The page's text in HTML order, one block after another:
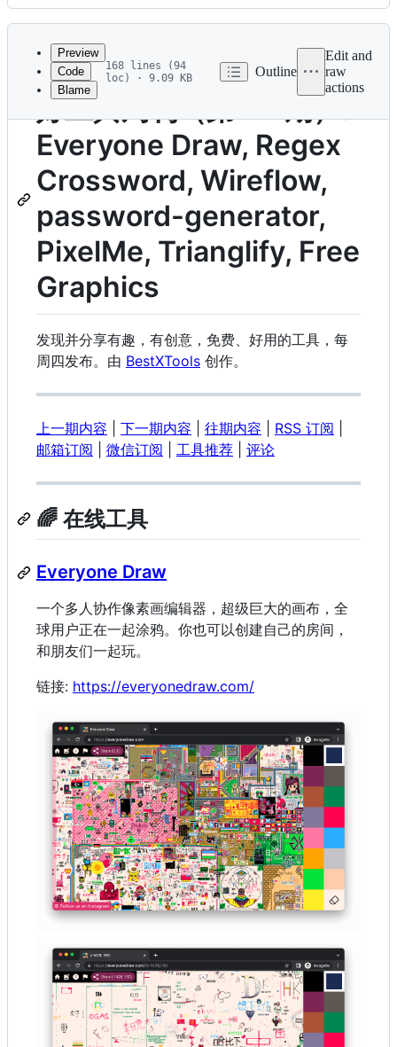
Latest
commit
History
metadata
and
controls
Preview
Code
Blame
168 lines (94
loc) · 9.09 KB
Outline
Edit and
raw
actions
好工具周刊（第 22 期）:
Everyone Draw, Regex
Cross­word, Wireflow,
password-generator,
PixelMe, Trianglify, Free
Graphics
发现并分享有趣，有创意，免费、好用的工具，每
周四发布。由 BestXTools 创作。
上一期内容 下一期内容 往期内容 RSS 订阅
邮箱订阅
微信订阅 工具推荐 评论
🌈 在线工具
Everyone Draw
一个多人协作像素画编辑器，超级巨大的画布，全
球用户正在一起涂鸦。你也可以创建自己的房间，
和朋友们一起玩。
链接: https://everyonedraw.com/